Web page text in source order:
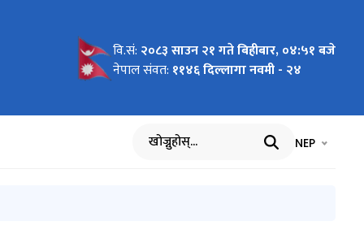
वि.सं: २०८३ साउन २१ गते बिहीबार, ०४:५१ बजे
नेपाल संवत: ११४६ दिल्लागा नवमी - २४
खोज्नुहोस् भाषा चयन
NEP